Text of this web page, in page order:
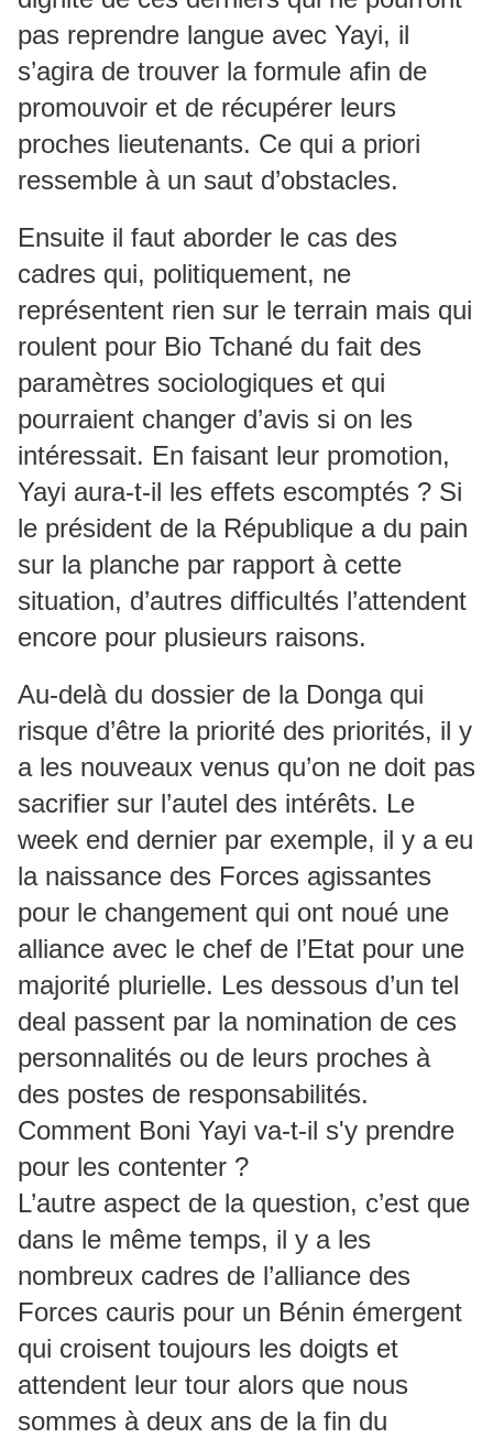
pas reprendre langue avec Yayi, il
s’agira de trouver la formule afin de
promouvoir et de récupérer leurs
proches lieutenants. Ce qui a priori
ressemble à un saut d’obstacles.
Ensuite il faut aborder le cas des
cadres qui, politiquement, ne
représentent rien sur le terrain mais qui
roulent pour Bio Tchané du fait des
paramètres sociologiques et qui
pourraient changer d’avis si on les
intéressait. En faisant leur promotion,
Yayi aura-t-il les effets escomptés ? Si
le président de la République a du pain
sur la planche par rapport à cette
situation, d’autres difficultés l’attendent
encore pour plusieurs raisons.
Au-delà du dossier de la Donga qui
risque d’être la priorité des priorités, il y
a les nouveaux venus qu’on ne doit pas
sacrifier sur l’autel des intérêts. Le
week end dernier par exemple, il y a eu
la naissance des Forces agissantes
pour le changement qui ont noué une
alliance avec le chef de l’Etat pour une
majorité plurielle. Les dessous d’un tel
deal passent par la nomination de ces
personnalités ou de leurs proches à
des postes de responsabilités.
Comment Boni Yayi va-t-il s'y prendre
pour les contenter ?
L’autre aspect de la question, c’est que
dans le même temps, il y a les
nombreux cadres de l’alliance des
Forces cauris pour un Bénin émergent
qui croisent toujours les doigts et
attendent leur tour alors que nous
sommes à deux ans de la fin du